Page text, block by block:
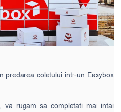
predarea coletului intr-un Easybox
va rugam sa completati mai intai